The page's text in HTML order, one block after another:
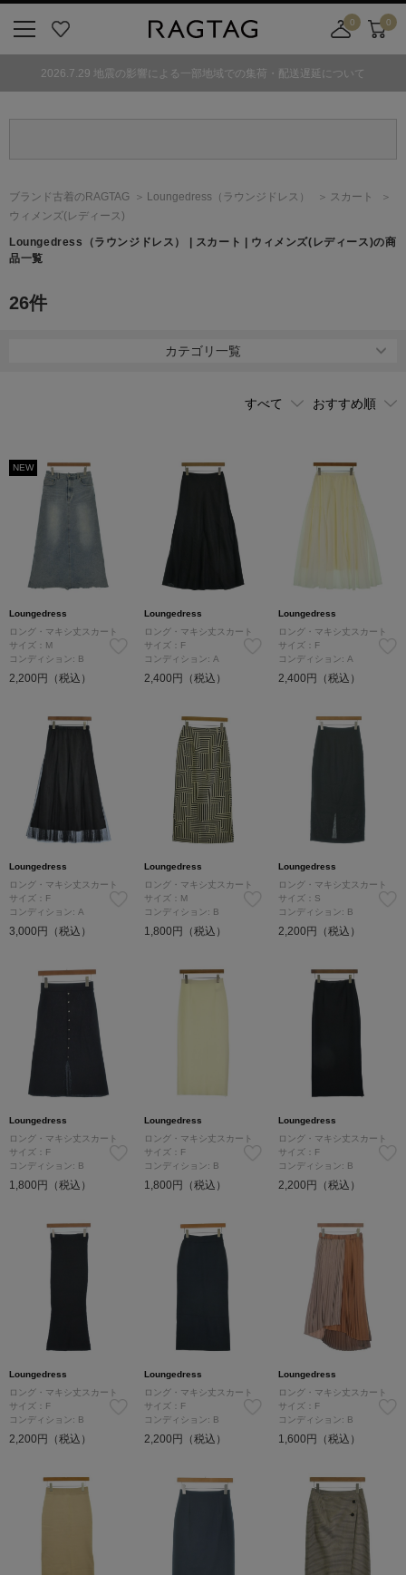
気
0
舗
カ
ト
0
2026.7.29 地震の影響による一部地域での集荷・配送遅延について
ブランド古着のRAGTAG Loungedress （ラウンジドレス）
スカート
ウィメンズ(レディース)
Loungedress （ラウンジドレス）
| スカート | ウィメンズ(レディース)の商
品一覧
26件
カテゴリ一覧
NEW
Loungedress
ロング・マキシ丈スカート
サイズ：M
コンディション: B
2,200円（税込）
Loungedress
ロング・マキシ丈スカート
サイズ：F
コンディション: A
2,400円（税込）
Loungedress
ロング・マキシ丈スカート
サイズ：F
コンディション: A
2,400円（税込）
Loungedress
ロング・マキシ丈スカート
サイズ：F
コンディション: A
3,000円（税込）
Loungedress
ロング・マキシ丈スカート
サイズ：M
コンディション: B
1,800円（税込）
Loungedress
ロング・マキシ丈スカート
サイズ：S
コンディション: B
2,200円（税込）
Loungedress
ロング・マキシ丈スカート
サイズ：F
コンディション: B
1,800円（税込）
Loungedress
ロング・マキシ丈スカート
サイズ：F
コンディション: B
1,800円（税込）
Loungedress
ロング・マキシ丈スカート
サイズ：F
コンディション: B
2,200円（税込）
Loungedress
ロング・マキシ丈スカート
サイズ：F
コンディション: B
2,200円（税込）
Loungedress
ロング・マキシ丈スカート
サイズ：F
コンディション: B
2,200円（税込）
Loungedress
ロング・マキシ丈スカート
サイズ：F
コンディション: B
1,600円（税込）